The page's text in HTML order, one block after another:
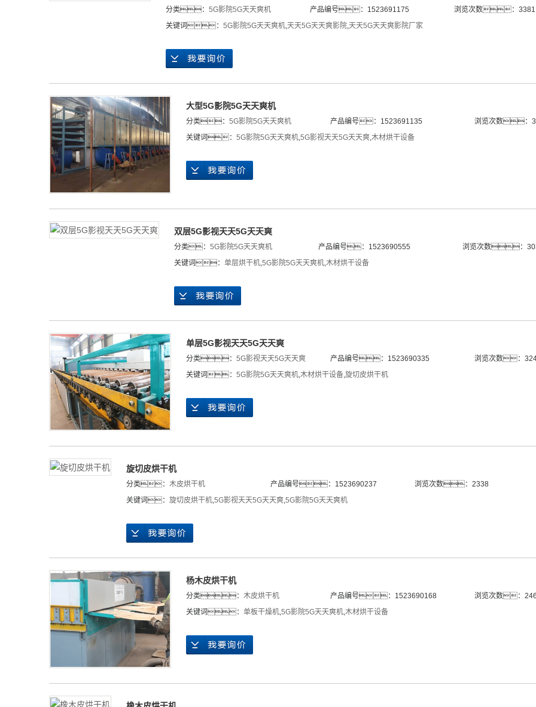
分类： 5G影院5G天天爽机 产品编号：1523691175
浏览次数：3381
关键词： 5G影院5G天天爽机,天天5G天天爽影院,天天5G天天爽影院厂家
大型5G影院5G天天爽机
分类： 5G影院5G天天爽机 产品编号：1523691135
浏览次数：
关键词： 5G影院5G天天爽机,5G影视天天5G天天爽,木材烘干设备
双层5G影视天天5G天天爽
分类： 5G影院5G天天爽机 产品编号：1523690555
浏览次数：
关键词： 单层烘干机,5G影院5G天天爽机,木材烘干设备
单层5G影视天天5G天天爽
分类： 5G影视天天5G天天爽 产品编号：1523690335
浏览次数：
关键词： 5G影院5G天天爽机,木材烘干设备,旋切皮烘干机
旋切皮烘干机
分类： 木皮烘干机 产品编号：1523690237
浏览次数：2338
关键词： 旋切皮烘干机,5G影视天天5G天天爽,5G影院5G天天爽机
杨木皮烘干机
分类： 木皮烘干机 产品编号：1523690168
浏览次数：
关键词： 单板干燥机,5G影院5G天天爽机,木材烘干设备